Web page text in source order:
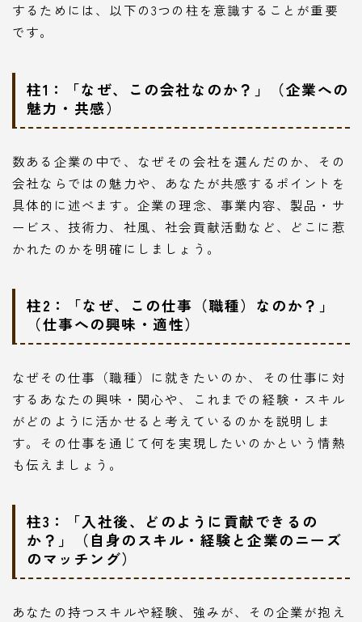
するためには、以下の3つの柱を意識することが重要
です。
柱1：「なぜ、この会社なのか？」（企業への
魅力・共感）
数ある企業の中で、なぜその会社を選んだのか、その
会社ならではの魅力や、あなたが共感するポイントを
具体的に述べます。企業の理念、事業内容、製品・サ
ービス、技術力、社風、社会貢献活動など、どこに惹
かれたのかを明確にしましょう。
柱2：「なぜ、この仕事（職種）なのか？」
（仕事への興味・適性）
なぜその仕事（職種）に就きたいのか、その仕事に対
するあなたの興味・関心や、これまでの経験・スキル
がどのように活かせると考えているのかを説明しま
す。その仕事を通じて何を実現したいのかという情熱
も伝えましょう。
柱3：「入社後、どのように貢献できるの
か？」（自身のスキル・経験と企業のニーズ
のマッチング）
あなたの持つスキルや経験、強みが、その企業が抱え